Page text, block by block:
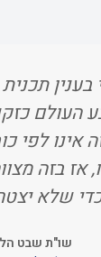
אינו לפי
אז בזה
שלא
שו"ת שבט